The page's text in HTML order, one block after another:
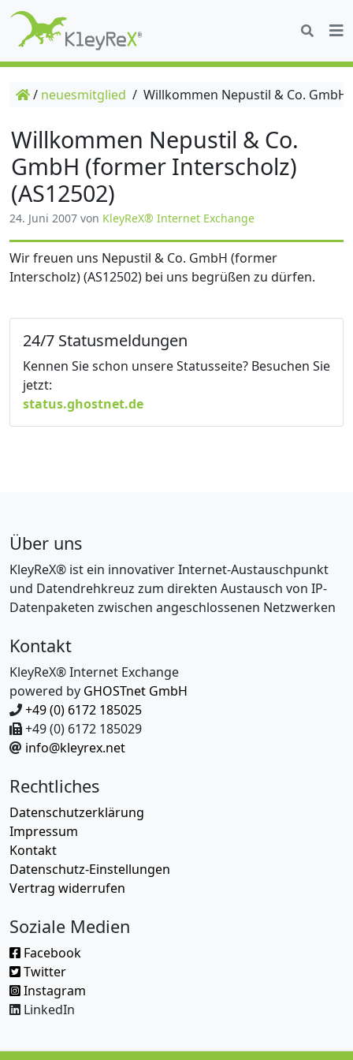
/ neuesmitglied / Willkommen Nepustil & Co.
Willkommen Nepustil & Co.
GmbH (former Interscholz)
(AS12502)
24. Juni 2007 von KleyReX® Internet Exchange
Wir freuen uns Nepustil & Co. GmbH (former
Interscholz) (AS12502) bei uns begrüßen zu dürfen.
24/7 Statusmeldungen
Kennen Sie schon unsere Statusseite? Besuchen Sie
jetzt:
status.ghostnet.de
Über uns
KleyReX® ist ein innovativer Internet-Austauschpunkt
und Datendrehkreuz zum direkten Austausch von IP-
Datenpaketen zwischen angeschlossenen Netzwerken
Kontakt
KleyReX® Internet Exchange
powered by GHOSTnet GmbH
+49 (0) 6172 185025
+49 (0) 6172 185029
info@kleyrex.net
Rechtliches
Datenschutzerklärung
Impressum
Kontakt
Datenschutz-Einstellungen
Vertrag widerrufen
Soziale Medien
Facebook
Twitter
Instagram
LinkedIn